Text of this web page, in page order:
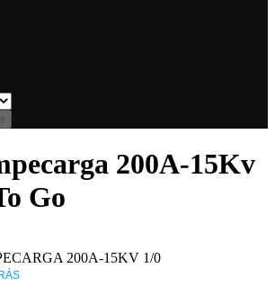
200A-15Kv
Go
200A-15KV 1/0